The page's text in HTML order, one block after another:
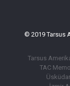
© 2019 Tarsus
Tarsus
TAC